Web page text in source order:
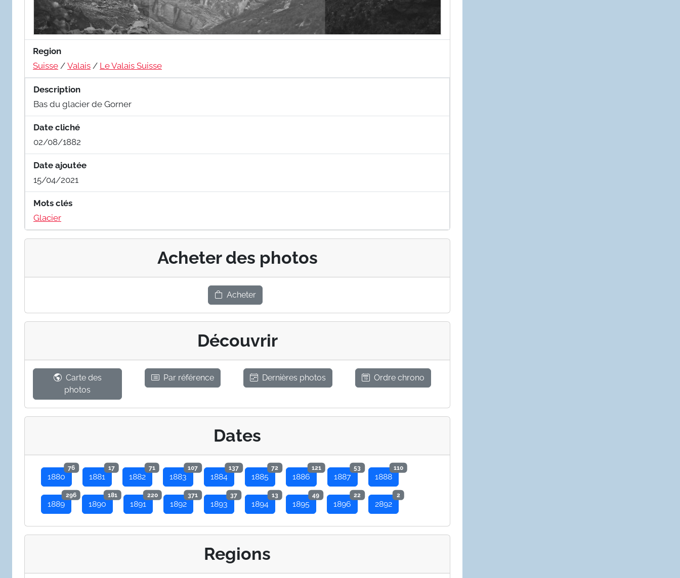
Region
Suisse / Valais / Le Valais Suisse
Description
Bas du glacier de Gorner
Date cliché
02/08/1882
Date ajoutée
15/04/2021
Mots clés
Glacier
Acheter des photos
Acheter
Découvrir
Carte des
photos
Par référence Dernières photos Ordre chrono
Dates
1880
76
1881
17
1882
71
1883
107
1884
137
1885
72
1886
121
1887
53
1888
110
1889
296
1890
181
1891
220
1892
371
1893
37
1894
13
1895
49
1896
22
2892
2
Regions